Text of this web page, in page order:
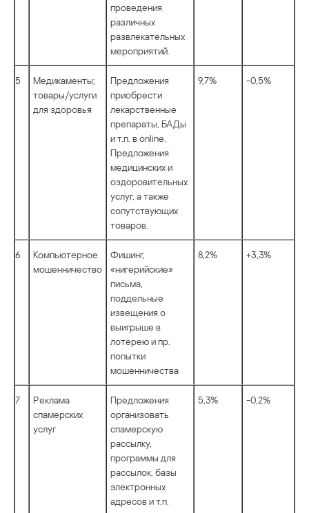
проведения
различных
развлекательных
мероприятий.
5
Медикаменты;
товары/услуги
для здоровья
Предложения
приобрести
лекарственные
препараты, БАДы
и т.п. в online.
Предложения
медицинских и
оздоровительных
услуг, а также
сопутствующих
товаров.
9,7% -0,5%
6
Компьютерное
мошенничество
Фишинг,
«нигерийские»
письма,
поддельные
извещения о
выигрыше в
лотерею и пр.
попытки
мошенничества
8,2% +3,3%
7
Реклама
спамерских
услуг
Предложения
организовать
спамерскую
рассылку,
программы для
рассылок, базы
электронных
адресов и т.п.
5,3% -0,2%